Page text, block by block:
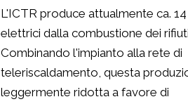
L'ICTR produce attualmente ca.
elettrici dalla combustione dei
Combinando l'impianto alla rete di
teleriscaldamento, questa
leggermente ridotta a favore di